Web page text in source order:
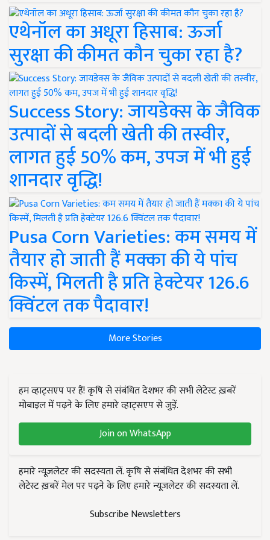
एथेनॉल का अधूरा हिसाब: ऊर्जा
सुरक्षा की कीमत कौन चुका रहा है?
Success Story: जायडेक्स के जैविक
उत्पादों से बदली खेती की तस्वीर,
लागत हुई 50% कम, उपज में भी हुई
शानदार वृद्धि!
Pusa Corn Varieties: कम समय में
तैयार हो जाती हैं मक्का की ये पांच
किस्में, मिलती है प्रति हेक्टेयर 126.6
क्विंटल तक पैदावार!
More Stories
हम व्हाट्सएप पर हैं! कृषि से संबंधित देशभर की सभी लेटेस्ट ख़बरें
मोबाइल में पढ़ने के लिए हमारे व्हाट्सएप से जुड़ें.
Join on WhatsApp
हमारे न्यूज़लेटर की सदस्यता लें. कृषि से संबंधित देशभर की सभी
लेटेस्ट ख़बरें मेल पर पढ़ने के लिए हमारे न्यूज़लेटर की सदस्यता लें.
Subscribe Newsletters